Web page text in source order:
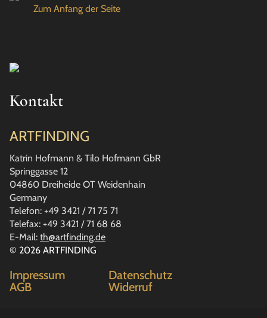
Zum Anfang der Seite
© 2026 ARTFINDING
Impressum
Datenschutz
AGB
Widerruf
Kontakt
ARTFINDING
Katrin Hofmann & Tilo Hofmann GbR
Springgasse 12
04860 Dreiheide OT Weidenhain
Germany
Telefon: +49 3421 / 71 75 71
Telefax: +49 3421 / 71 68 68
E-Mail: th@artfinding.de